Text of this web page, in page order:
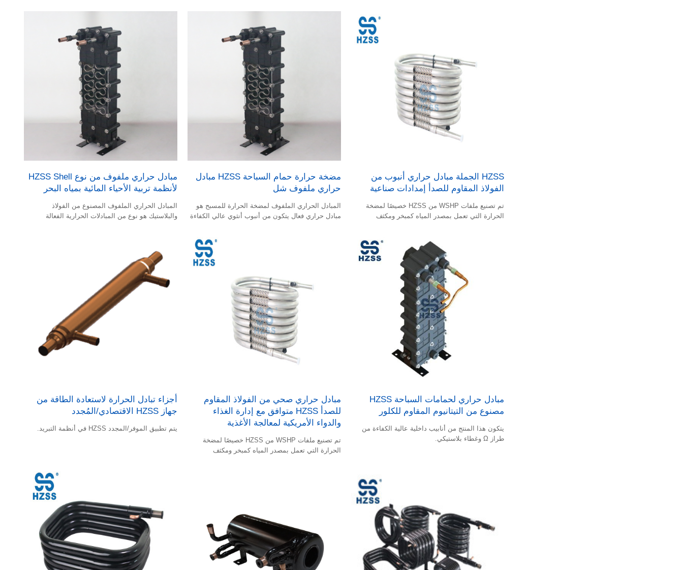
رئيسيًا في أنظمة تكييف الهواء ذات المحلول الملحي
المحوري أكثر ملاءمةً للحالات ذات المساحة المحدودة
وكفاءة نقل الحرارة العالية، بينما يُعد المبادل الحراري
الأنبوبي أكثر ملاءمةً للأنظمة ذات التدفق الكبير
والتشغيل المستقر طويل الأمد.
HZSS الجملة مبادل حراري أنبوب من
الفولاذ المقاوم للصدأ إمدادات صناعية
تم تصنيع ملفات WSHP من HZSS خصيصًا لمضخة
الحرارة التي تعمل بمصدر المياه كمبخر ومكثف
مضخة حرارة حمام السباحة HZSS مبادل
حراري ملفوف شل
المبادل الحراري الملفوف لمضخة الحرارة للمسبح هو
مبادل حراري فعال يتكون من أنبوب أنثوي عالي الكفاءة
الحراري اللوحي ببراعة ؛ القشرة مصنوعة من البلاستيك
الهندسي ؛ ترتيب الأنبوب الداخلي له براءة اختراع تقنية
مبادل حراري ملفوف من نوع HZSS Shell
لأنظمة تربية الأحياء المائية بمياه البحر
المبادل الحراري الملفوف المصنوع من الفولاذ
والبلاستيك هو نوع من المبادلات الحرارية الفعالة
اللوح ببراعة؛ يتكون الغلاف من بطانة بلاستيكية وطبقة
عزل رغوية وغلاف فولاذي؛ ترتيب الأنبوب الداخلي له
براءة اختراع تقنية أصلية.
مبادل حراري لحمامات السباحة HZSS
مصنوع من التيتانيوم المقاوم للكلور
يتكون هذا المنتج من أنابيب داخلية عالية الكفاءة من
طراز Ω وغطاء بلاستيكي.
مبادل حراري صحي من الفولاذ المقاوم
للصدأ HZSS متوافق مع إدارة الغذاء
والدواء الأمريكية لمعالجة الأغذية
تم تصنيع ملفات WSHP من HZSS خصيصًا لمضخة
الحرارة التي تعمل بمصدر المياه كمبخر ومكثف
أجزاء تبادل الحرارة لاستعادة الطاقة من
جهاز HZSS الاقتصادي/المُجدد
يتم تطبيق الموفر/المجدد HZSS في أنظمة التبريد.